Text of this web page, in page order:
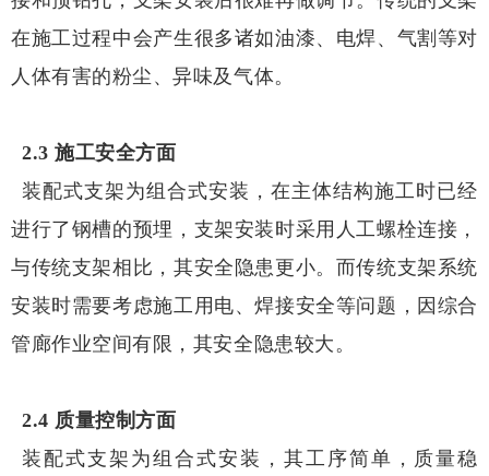
在施工过程中会产生很多诸如油漆、电焊、气割等对
人体有害的粉尘、异味及气体。
2.3 施工安全方面
装配式支架为组合式安装，在主体结构施工时已经
进行了钢槽的预埋，支架安装时采用人工螺栓连接，
与传统支架相比，其安全隐患更小。而传统支架系统
安装时需要考虑施工用电、焊接安全等问题，因综合
管廊作业空间有限，其安全隐患较大。
2.4 质量控制方面
装配式支架为组合式安装，其工序简单，质量稳